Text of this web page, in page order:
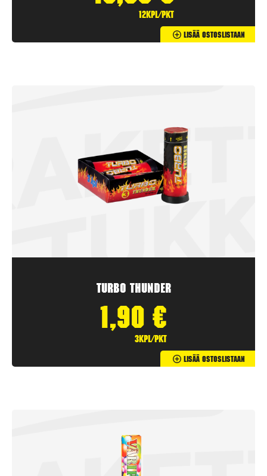
12kpl/pkt
Lisää Ostoslistaan
Turbo Thunder
1,90 €
3kpl/pkt
Lisää Ostoslistaan